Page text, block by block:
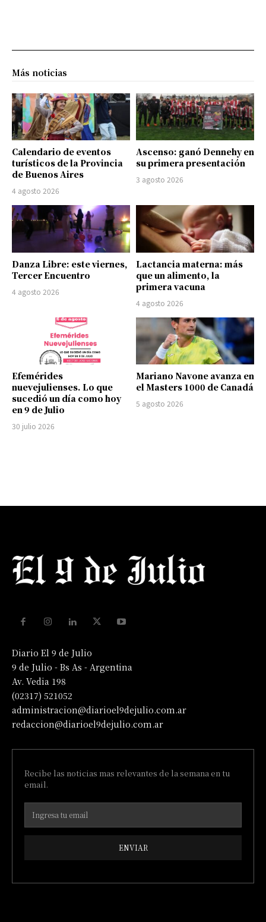
Más noticias
Calendario de eventos
turísticos de la Provincia
de Buenos Aires
4 agosto 2026
Ascenso: ganó Dennehy en
su primera presentación
3 agosto 2026
Danza Libre: este viernes,
Tercer Encuentro
4 agosto 2026
Lactancia materna: más
que un alimento, la
primera vacuna
4 agosto 2026
Efemérides
nuevejulienses. Lo que
sucedió un día como hoy
en 9 de Julio
30 julio 2026
Mariano Navone avanza en
el Masters 1000 de Canadá
5 agosto 2026
Diario El 9 de Julio
9 de Julio - Bs As - Argentina
Av. Vedia 198
(02317) 521052
administracion@diarioel9dejulio.com.ar
redaccion@diarioel9dejulio.com.ar
Recibe las noticias mas relevantes de la semana en tu
email.
ENVIAR